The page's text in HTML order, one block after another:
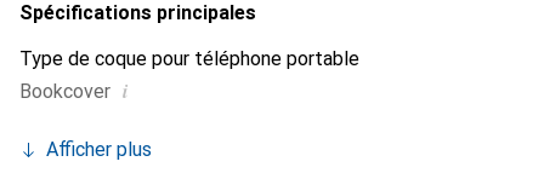
Spécifications principales
Type de coque pour téléphone portable
Bookcover i
Afficher plus